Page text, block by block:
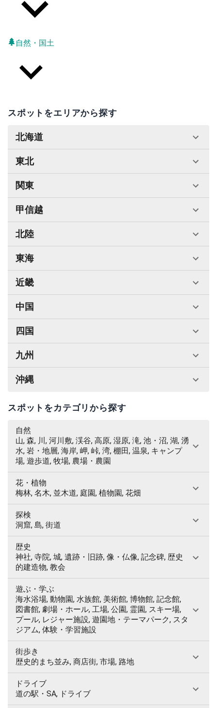
自然・国土
スポットをエリアから探す
北海道
東北
関東
甲信越
北陸
東海
近畿
中国
四国
九州
沖縄
スポットをカテゴリから探す
自然
山, 森, 川, 河川敷, 渓谷, 高原, 湿原, 滝, 池・沼, 湖, 湧
水, 岩・地層, 海岸, 岬, 峠, 湾, 棚田, 温泉, キャンプ
場, 遊歩道, 牧場, 農場・農園
花・植物
梅林, 名木, 並木道, 庭園, 植物園, 花畑
探検
洞窟, 島, 街道
歴史
神社, 寺院, 城, 遺跡・旧跡, 像・仏像, 記念碑, 歴史
的建造物, 教会
遊ぶ・学ぶ
海水浴場, 動物園, 水族館, 美術館, 博物館, 記念館,
図書館, 劇場・ホール, 工場, 公園, 霊園, スキー場,
プール, レジャー施設, 遊園地・テーマパーク, スタ
ジアム, 体験・学習施設
街歩き
歴史的まち並み, 商店街, 市場, 路地
ドライブ
道の駅・SA, ドライブ